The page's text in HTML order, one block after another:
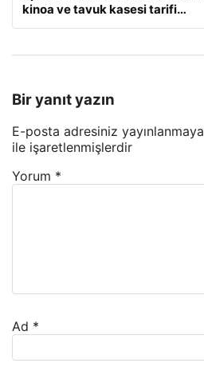
kinoa ve tavuk kasesi tarifi…
Bir yanıt yazın
E-posta adresiniz
ile işaretlenmişlerdir
Yorum *
Ad *